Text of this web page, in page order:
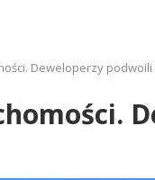
Deweloperzy